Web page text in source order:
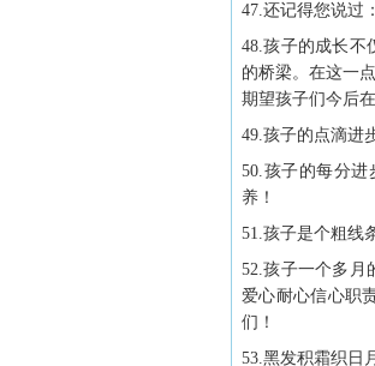
47.还记得您说
48.孩子的成长不
的桥梁。在这一
期望孩子们今后
49.孩子的点滴进
50.孩子的每分
养！
51.孩子是个粗线
52.孩子一个多月
爱心耐心信心职
们！
53.黑发积霜织日